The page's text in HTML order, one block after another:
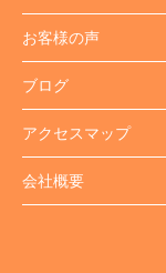
お客様の声
ブログ
アクセスマップ
会社概要